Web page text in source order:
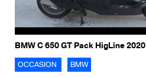
BMW C 650 GT Pack HigLine 2020
OCCASION BMW